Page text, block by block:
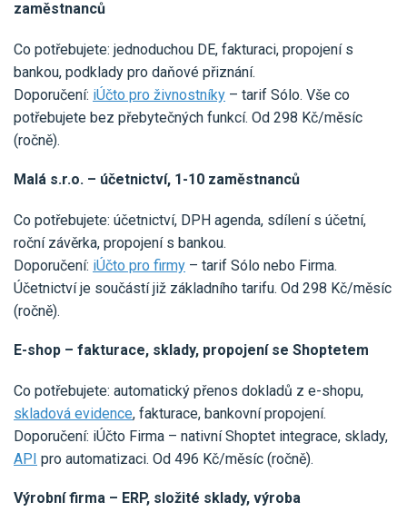
zaměstnanců
Co potřebujete: jednoduchou DE, fakturaci, propojení s
bankou, podklady pro daňové přiznání.
Doporučení: iÚčto pro živnostníky – tarif Sólo. Vše co
potřebujete bez přebytečných funkcí. Od 298 Kč/měsíc
(ročně).
Malá s.r.o. – účetnictví, 1-10 zaměstnanců
Co potřebujete: účetnictví, DPH agenda, sdílení s účetní,
roční závěrka, propojení s bankou.
Doporučení: iÚčto pro firmy – tarif Sólo nebo Firma.
Účetnictví je součástí již základního tarifu. Od 298 Kč/měsíc
(ročně).
E-shop – fakturace, sklady, propojení se Shoptetem
Co potřebujete: automatický přenos dokladů z e-shopu,
skladová evidence, fakturace, bankovní propojení.
Doporučení: iÚčto Firma – nativní Shoptet integrace, sklady,
API pro automatizaci. Od 496 Kč/měsíc (ročně).
Výrobní firma – ERP, složité sklady, výroba